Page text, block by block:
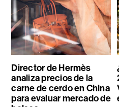
Director de Hermès
analiza precios de la
carne de cerdo en China
para evaluar mercado de